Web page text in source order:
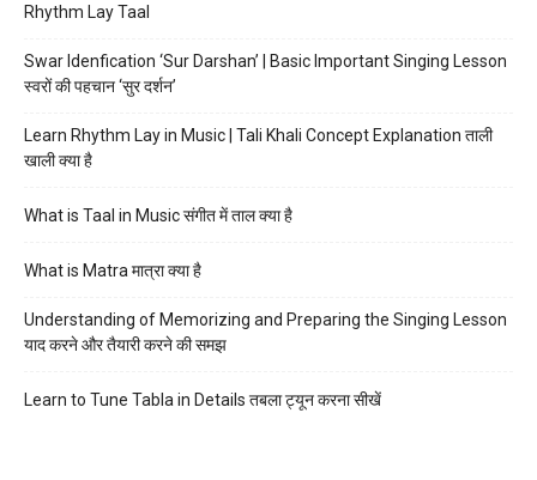
Rhythm Lay Taal
Swar Idenfication ‘Sur Darshan’ | Basic Important Singing Lesson
स्वरों की पहचान ‘सुर दर्शन’
Learn Rhythm Lay in Music | Tali Khali Concept Explanation ताली
खाली क्या है
What is Taal in Music संगीत में ताल क्या है
What is Matra मात्रा क्या है
Understanding of Memorizing and Preparing the Singing Lesson
याद करने और तैयारी करने की समझ
Learn to Tune Tabla in Details तबला ट्यून करना सीखें